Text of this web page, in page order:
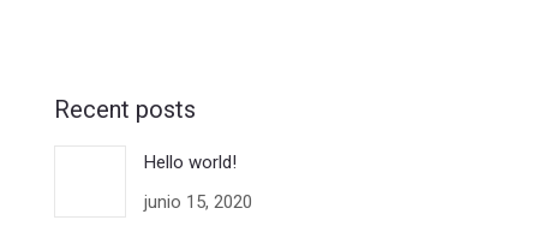
Recent posts
Hello world!
junio 15, 2020